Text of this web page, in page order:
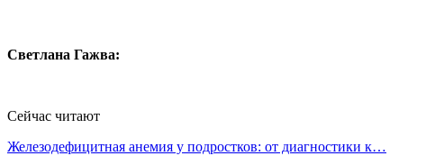
Светлана Гажва:
Сейчас читают
Железодефицитная анемия у подростков: от диагностики к…